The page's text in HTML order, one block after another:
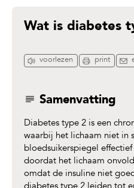
Wat is diabetes
voorlezen print
Samenvatting
Diabetes type 2 is een
waarbij het lichaam niet in
bloedsuikerspiegel
doordat het lichaam
omdat de insuline niet
diabetes type 2 leiden tot